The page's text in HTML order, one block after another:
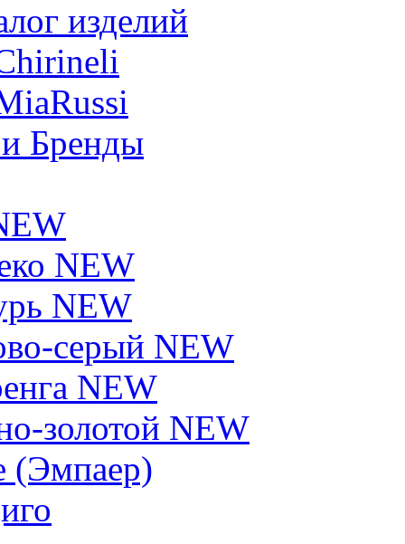
изделий
Бренды
NEW
NEW
серый NEW
NEW
золотой NEW
(Эмпаер)